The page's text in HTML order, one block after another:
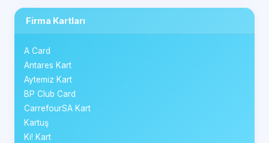
Firma Kartları
A Card
Antares Kart
Aytemiz Kart
BP Club Card
CarrefourSA Kart
Kartuş
Ki! Kart